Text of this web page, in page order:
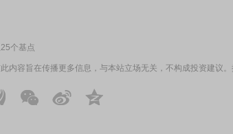
个基点
内容旨在传播更多信息，与本站立场无关，不构成投资建议。